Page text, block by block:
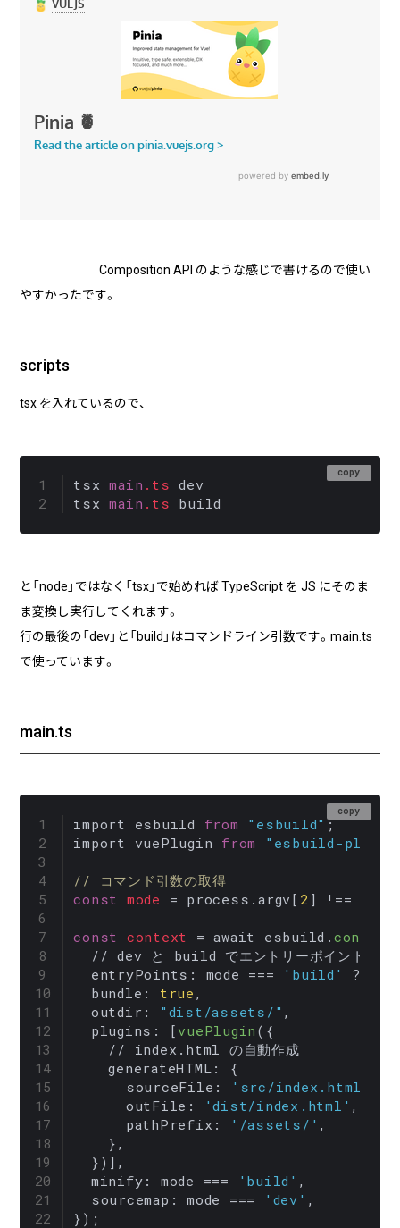
Composition API のような感じで書けるので使い
やすかったです。
scripts
tsx を入れているので、
copy
tsx main .ts dev
tsx main .ts
と「node」ではなく「tsx」で始めれば TypeScript を JS にそのま
ま変換し実行してくれます。
行の最後の「dev」と「build」はコマンドライン引数です。main.ts
で使っています。
main.ts
copy
import esbuild from "esbuild" ;
import vuePlugin from "esbuild-
// コマンド引数の取得
const
mode = process.argv[ 2 ] !==
const context = await esbuild. context
// dev と build でエントリーポイントを分
entryPoints : mode === 'build' ? [
bundle : true ,
outdir : "dist/assets/" ,
plugins : [ vuePlugin ({
    // index.html の自動作成
generateHTML : {
sourceFile : 'src/index.html'
outFile : 'dist/index.html' ,
pathPrefix : '/assets/' ,
    },
  })],
minify : mode === 'build' ,
sourcemap : mode === 'dev' ,
});